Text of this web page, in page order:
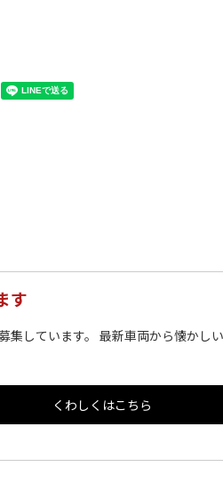
す
集しています。 最新車両から懐かし
くわしくはこちら